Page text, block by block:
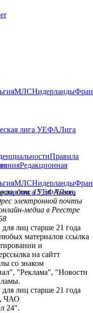
МЛСНидерланды
лига УЕФАЛига
Правила
Редакционная
МЛСНидерланды
лига УЕФАЛига
дом. 15, м. Львов,
электронной почты
медиа в Реестре
лиц старше 21 года
материалов ссылка
и
на сайтт
со знаком
"Реклама", "Новости
лиц старше 21 года
, ЧАО
24".